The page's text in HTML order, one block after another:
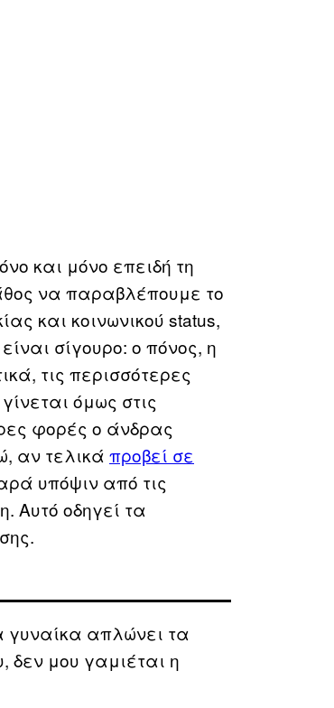
και μόνο επειδή τη
να παραβλέπουμε το
και κοινωνικού status,
σίγουρο: ο πόνος, η
τις περισσότερες
όμως στις
φορές ο άνδρας
αν τελικά προβεί σε
υπόψιν από τις
Αυτό οδηγεί τα
γυναίκα απλώνει τα
δεν μου γαμιέται η